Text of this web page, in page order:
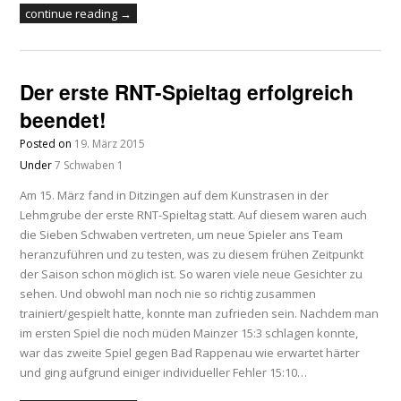
continue reading →
Der erste RNT-Spieltag erfolgreich
beendet!
Posted on 19. März 2015
Under7 Schwaben 1
Am 15. März fand in Ditzingen auf dem Kunstrasen in der
Lehmgrube der erste RNT-Spieltag statt. Auf diesem waren auch
die Sieben Schwaben vertreten, um neue Spieler ans Team
heranzuführen und zu testen, was zu diesem frühen Zeitpunkt
der Saison schon möglich ist. So waren viele neue Gesichter zu
sehen. Und obwohl man noch nie so richtig zusammen
trainiert/gespielt hatte, konnte man zufrieden sein. Nachdem man
im ersten Spiel die noch müden Mainzer 15:3 schlagen konnte,
war das zweite Spiel gegen Bad Rappenau wie erwartet härter
und ging aufgrund einiger individueller Fehler 15:10…